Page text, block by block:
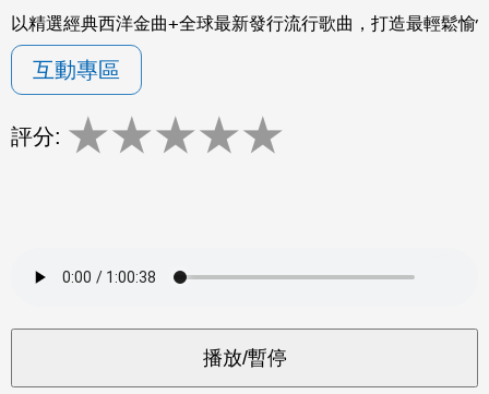
以精選經典西洋金曲+全球最新發行流行歌曲，打造最輕鬆愉
互動專區
評分: ★★★★★